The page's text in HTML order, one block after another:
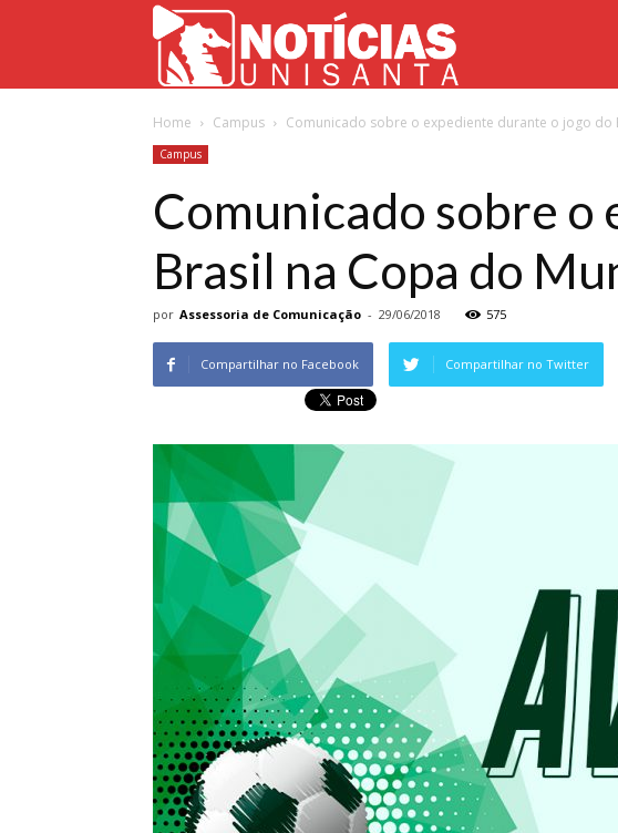
Unisanta
Home Campus Comunicado sobre o expediente durante o jogo do
Campus
Comunicado sobre o
Brasil na Copa do
por Assessoria de Comunicação - 29/06/2018 575
Compartilhar no Facebook Compartilhar no Twitter